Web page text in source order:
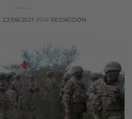
22/06/2021 POR REDACCIÓN